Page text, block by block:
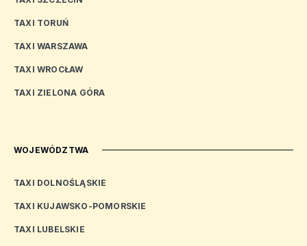
TAXI TORUŃ
TAXI WARSZAWA
TAXI WROCŁAW
TAXI ZIELONA GÓRA
WOJEWÓDZTWA
TAXI DOLNOŚLĄSKIE
TAXI KUJAWSKO-POMORSKIE
TAXI LUBELSKIE